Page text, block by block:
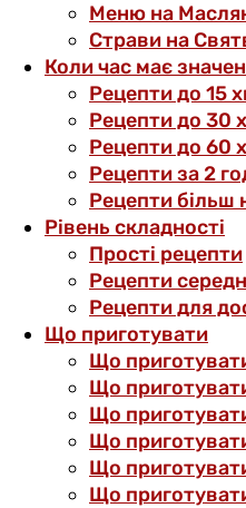
Меню на
Страви на
Коли час має
Рецепти до 15
Рецепти до 30
Рецепти до 60
Рецепти за 2
Рецепти більш
Рівень складності
Прості рецепти
Рецепти
Рецепти для
Що приготувати
Що
Що
Що
Що
Що
Що